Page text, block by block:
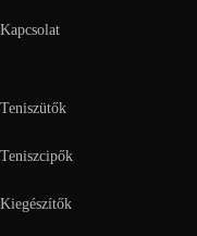
Kapcsolat
Teniszütők
Teniszcipők
Kiegészítők